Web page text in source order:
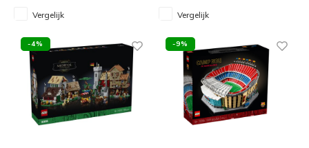
Vergelijk
Vergelijk
-4% -9%